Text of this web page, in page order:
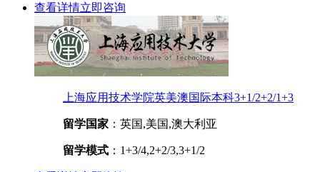
查看详情立即咨询
上海应用技术学院英美澳国际本科3+1/2+2/1+3
留学国家 ：英国,美国,澳大利亚
留学模式 ：1+3/4,2+2/3,3+1/2